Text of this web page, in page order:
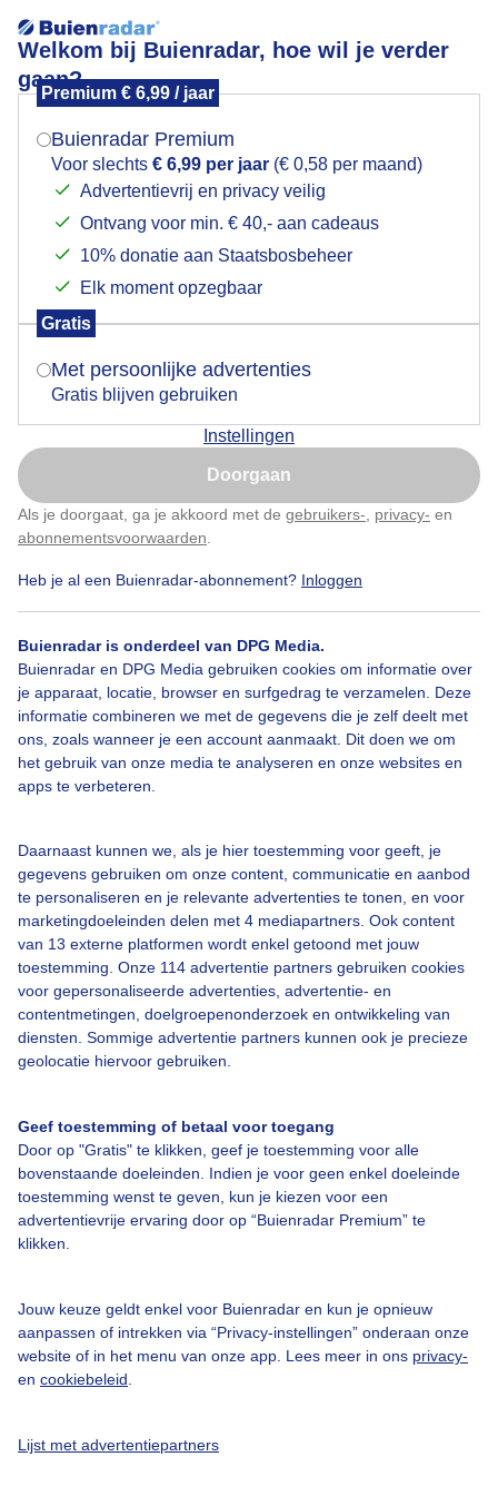
Welkom bij Buienradar, hoe wil je verder
gaan?
Premium € 6,99 / jaar
Buienradar Premium
Voor slechts € 6,99 per jaar (€ 0,58 per maand)
Advertentievrij en privacy veilig
Ontvang voor min. € 40,- aan cadeaus
10% donatie aan Staatsbosbeheer
Elk moment opzegbaar
Gratis
Met persoonlijke advertenties
Gratis blijven gebruiken
Instellingen
Doorgaan
Als je doorgaat, ga je akkoord met de gebruikers- privacy- en
abonnementsvoorwaarden
Heb je al een Buienradar-abonnement? Inloggen
Buienradar is onderdeel van DPG Media.
Buienradar en DPG Media gebruiken cookies om informatie over
je apparaat, locatie, browser en surfgedrag te verzamelen. Deze
informatie combineren we met de gegevens die je zelf deelt met
ons, zoals wanneer je een account aanmaakt. Dit doen we om
het gebruik van onze media te analyseren en onze websites en
apps te verbeteren.
Daarnaast kunnen we, als je hier toestemming voor geeft, je
gegevens gebruiken om onze content, communicatie en aanbod
te personaliseren en je relevante advertenties te tonen, en voor
marketingdoeleinden delen met 4 mediapartners. Ook content
van 13 externe platformen wordt enkel getoond met jouw
toestemming. Onze 114 advertentie partners gebruiken cookies
voor gepersonaliseerde advertenties, advertentie- en
contentmetingen, doelgroepenonderzoek en ontwikkeling van
diensten. Sommige advertentie partners kunnen ook je precieze
geolocatie hiervoor gebruiken.
Geef toestemming of betaal voor toegang
Door op "Gratis" te klikken, geef je toestemming voor alle
bovenstaande doeleinden. Indien je voor geen enkel doeleinde
toestemming wenst te geven, kun je kiezen voor een
advertentievrije ervaring door op “Buienradar Premium” te
klikken.
Jouw keuze geldt enkel voor Buienradar en kun je opnieuw
aanpassen of intrekken via “Privacy-instellingen” onderaan onze
website of in het menu van onze app. Lees meer in ons privacy-
en cookiebeleid
Lijst met advertentiepartners
BEWOLKING
Door: Nellie Bartels
Bekijk slideshow
Een moment geduld aub...
Over Buienradar
Contact
Toegankelijkheid
Gebruikersvoorwaarden
Buienradar Team
Privacy beleid
Cookie beleid
Gratis weerdata
Mogen we je locatie gebruiken voor het
Indien je hier nog geen akkoord op hebt gegeven,
verschijnt er zo een pop-up uit je browser waarin
Is goed, toon de popup
Nu niet, misschien later
Klik hierom dit aan te passen